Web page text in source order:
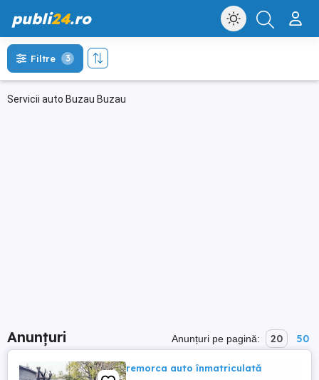
publi24.ro
Servicii auto Buzau Buzau
Filtre 3
Anunțuri Anunțuri pe pagină: 20 50
remorca auto înmatriculată